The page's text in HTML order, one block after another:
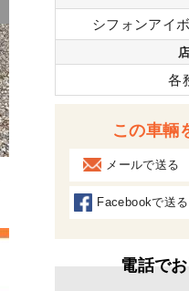
シフォンアイ
各
この車輛
メールで送る
Facebookで送る
電話で